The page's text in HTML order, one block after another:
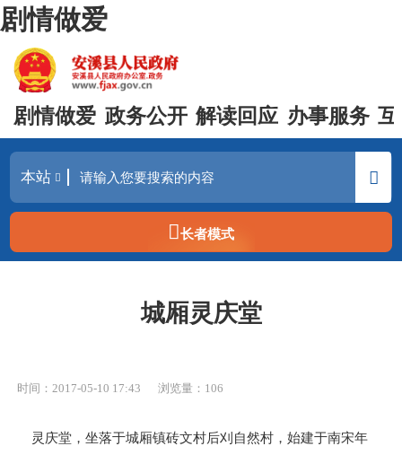
剧情做爱
剧情做爱 政务公开 解读回应 办事服务
长者模式
城厢灵庆堂
时间：2017-05-10 17:43 浏览量： 106
灵庆堂，坐落于城厢镇砖文村后刈自然村，始建于南宋年